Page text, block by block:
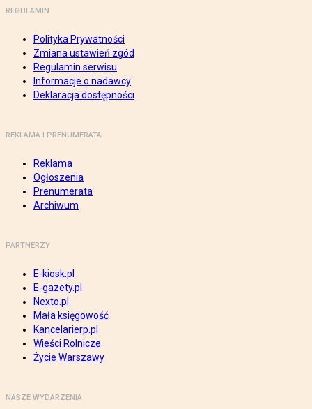
REGULAMIN
Polityka Prywatności
Zmiana ustawień zgód
Regulamin serwisu
Informacje o nadawcy
Deklaracja dostępności
REKLAMA I PRENUMERATA
Reklama
Ogłoszenia
Prenumerata
Archiwum
PARTNERZY
E-kiosk.pl
E-gazety.pl
Nexto.pl
Mała księgowość
Kancelarierp.pl
Wieści Rolnicze
Życie Warszawy
NASZE WYDARZENIA